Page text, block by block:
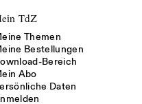
TdZ
Themen
Bestellungen
Bereich
Abo
Daten